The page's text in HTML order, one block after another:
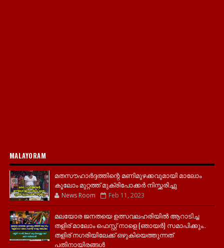
MALAYORAM
മതസൗഹാർദ്ദത്തിന്റെ മണിമുഴക്കവുമായി മാലോം
കൂലോം മുറ്റത്ത് മുക്രിപോക്കർ നിസ്ക്കരിച്ചു
News Room Feb 11, 2023
മലയോര ജനതയെ ഉത്സവലഹരിയിൽ ആറാടിച്ച
തളിര് മാലോം ഫെസ്റ്റ് നാളെ (ഞായർ) സമാപിക്കും..
തളിര് നഗരിയിലേക്ക് ഒഴുകിയെത്തുന്നത്
പതിനായിരങ്ങൾ